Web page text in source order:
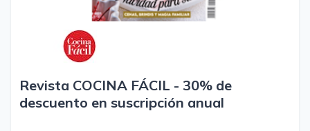
Revista COCINA FÁCIL - 30% de
descuento en suscripción anual